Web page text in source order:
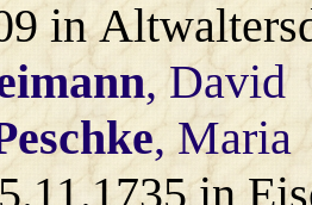
in
, David
, Maria
in